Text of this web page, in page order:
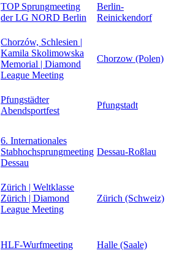
TOP Sprungmeeting
der LG NORD Berlin
Berlin-
Reinickendorf
Chorzów, Schlesien |
Kamila Skolimowska
Memorial | Diamond
League Meeting
Chorzow (Polen)
Pfungstädter
Abendsportfest
Pfungstadt
6. Internationales
Stabhochsprungmeeting
Dessau
Dessau-Roßlau
Zürich | Weltklasse
Zürich | Diamond
League Meeting
Zürich (Schweiz)
HLF-Wurfmeeting Halle (Saale)